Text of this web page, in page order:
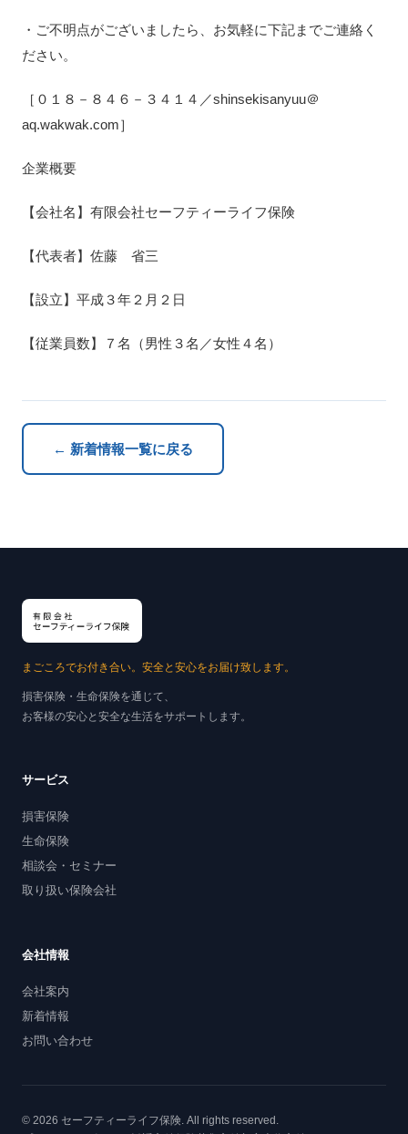
・ご不明点がございましたら、お気軽に下記までご連絡く
ださい。
［０１８－８４６－３４１４／shinsekisanyuu＠
aq.wakwak.com］
企業概要
【会社名】有限会社セーフティーライフ保険
【代表者】佐藤 省三
【設立】平成３年２月２日
【従業員数】７名（男性３名／女性４名）
← 新着情報一覧に戻る
まごころでお付き合い。安全と安心をお届け致します。
損害保険・生命保険を通じて、
お客様の安心と安全な生活をサポートします。
サービス
損害保険
生命保険
相談会・セミナー
取り扱い保険会社
会社情報
会社案内
新着情報
お問い合わせ
© 2026 セーフティーライフ保険. All rights reserved.